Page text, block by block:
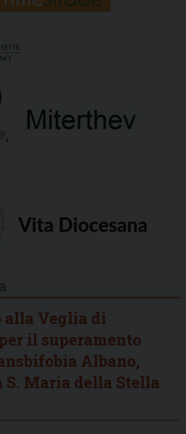
Veglia di
il superamento
Albano,
S. Maria della Stella